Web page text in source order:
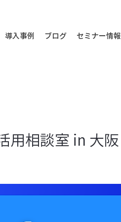
導入事例 ブログ セミナー情報
用相談室 in 大阪